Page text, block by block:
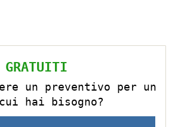
GRATUITI
un preventivo per un
hai bisogno?